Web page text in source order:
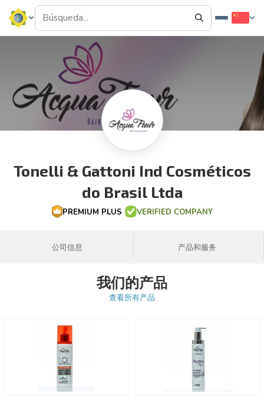
Tonelli & Gattoni Ind Cosméticos
do Brasil Ltda
PREMIUM PLUS VERIFIED COMPANY
公司信息 产品和服务
我们的产品
查看所有产品